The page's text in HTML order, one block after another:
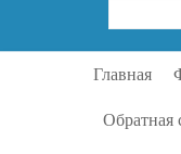
Главная
Обратная